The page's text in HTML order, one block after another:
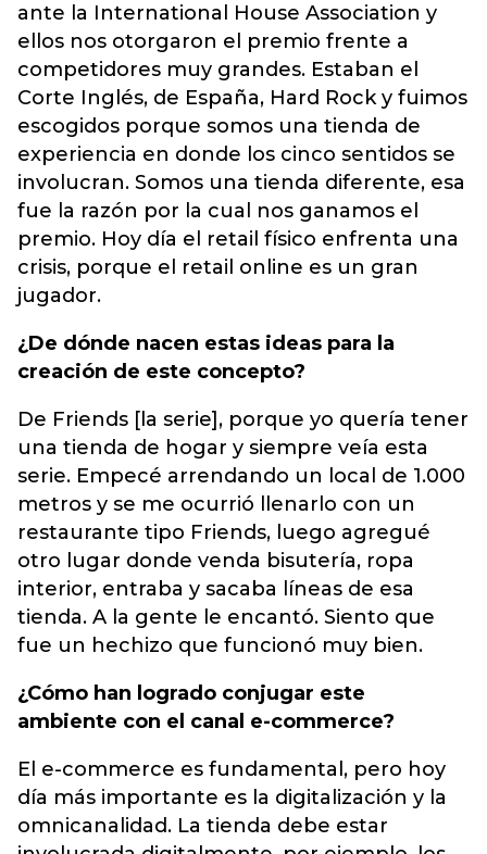
ante la International House Association y
ellos nos otorgaron el premio frente a
competidores muy grandes. Estaban el
Corte Inglés, de España, Hard Rock y fuimos
escogidos porque somos una tienda de
experiencia en donde los cinco sentidos se
involucran. Somos una tienda diferente, esa
fue la razón por la cual nos ganamos el
premio. Hoy día el retail físico enfrenta una
crisis, porque el retail online es un gran
jugador.
¿De dónde nacen estas ideas para la
creación de este concepto?
De Friends [la serie], porque yo quería tener
una tienda de hogar y siempre veía esta
serie. Empecé arrendando un local de 1.000
metros y se me ocurrió llenarlo con un
restaurante tipo Friends, luego agregué
otro lugar donde venda bisutería, ropa
interior, entraba y sacaba líneas de esa
tienda. A la gente le encantó. Siento que
fue un hechizo que funcionó muy bien.
¿Cómo han logrado conjugar este
ambiente con el canal e-commerce?
El e-commerce es fundamental, pero hoy
día más importante es la digitalización y la
omnicanalidad. La tienda debe estar